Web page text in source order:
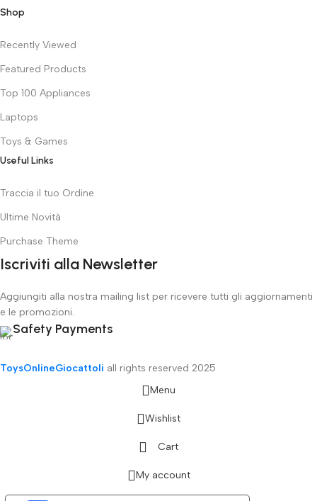
Shop
Recently Viewed
Featured Products
Top 100 Appliances
Laptops
Toys & Games
Useful Links
Traccia il tuo Ordine
Ultime Novità
Purchase Theme
Iscriviti alla Newsletter
Aggiungiti alla nostra mailing list per ricevere tutti gli aggiornamenti
e le promozioni.
Safety Payments
ToysOnlineGiocattoli all rights reserved 2025
Menu
Wishlist
Cart
My account